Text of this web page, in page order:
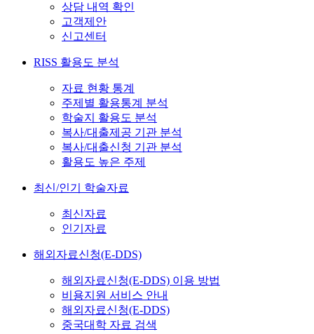
상담 내역 확인
고객제안
신고센터
RISS 활용도 분석
자료 현황 통계
주제별 활용통계 분석
학술지 활용도 분석
복사/대출제공 기관 분석
복사/대출신청 기관 분석
활용도 높은 주제
최신/인기 학술자료
최신자료
인기자료
해외자료신청(E-DDS)
해외자료신청(E-DDS) 이용 방법
비용지원 서비스 안내
해외자료신청(E-DDS)
중국대학 자료 검색